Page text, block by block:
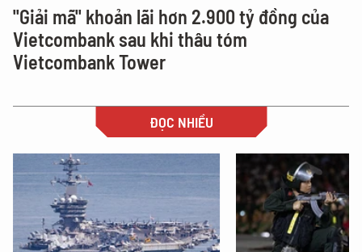
"Giải mã" khoản lãi hơn 2.900 tỷ đồng của
Vietcombank sau khi thâu tóm
Vietcombank Tower
ĐỌC NHIỀU